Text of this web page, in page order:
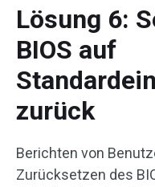
Lösung 6:
BIOS auf
zurück
Berichten von
Zurücksetzen des